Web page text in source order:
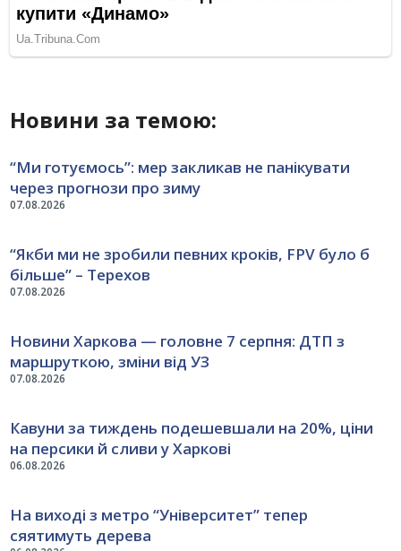
Новини за темою:
07.08.2026
“Ми готуємось”: мер закликав не панікувати
через прогнози про зиму
07.08.2026
“Якби ми не зробили певних кроків, FPV було б
більше” – Терехов
07.08.2026
Новини Харкова — головне 7 серпня: ДТП з
маршруткою, зміни від УЗ
06.08.2026
Кавуни за тиждень подешевшали на 20%, ціни
на персики й сливи у Харкові
На виході з метро “Університет” тепер
сяятимуть дерева